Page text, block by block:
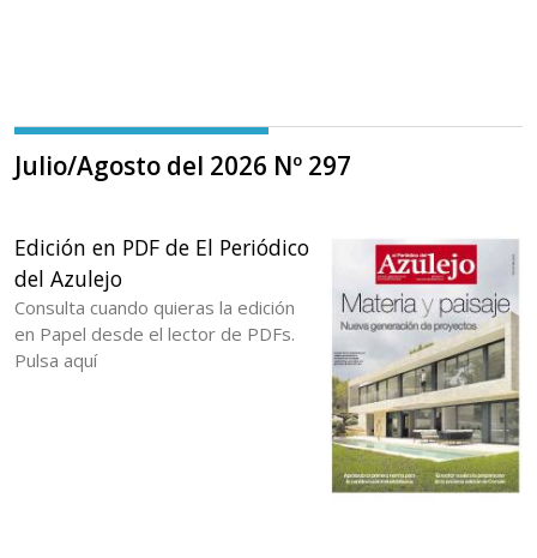
Julio/Agosto del 2026 Nº 297
Edición en PDF de El Periódico
del Azulejo
Consulta cuando quieras la edición
en Papel desde el lector de PDFs.
Pulsa aquí